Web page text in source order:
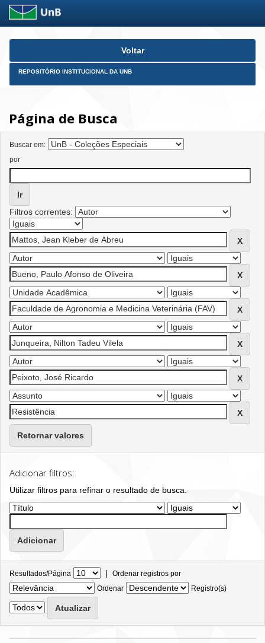
Skip
Voltar
REPOSITÓRIO INSTITUCIONAL DA UNB
Página de Busca
Buscar em:
por
Filtros correntes:
Retornar valores
Adicionar filtros:
Utilizar filtros para refinar o resultado de busca.
Resultados/Página | Ordenar registros por
Ordenar
Registro(s)